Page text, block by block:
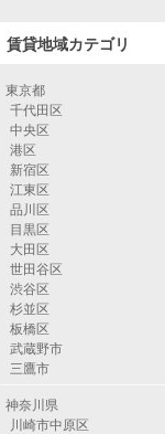
賃貸地域カテゴリ
東京都
千代田区
中央区
港区
新宿区
江東区
品川区
目黒区
大田区
世田谷区
渋谷区
杉並区
板橋区
武蔵野市
三鷹市
神奈川県
川崎市中原区